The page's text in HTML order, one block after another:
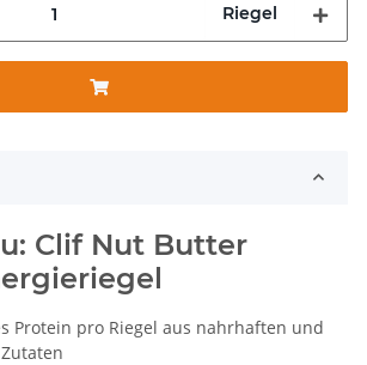
Riegel
Clif Nut Butter
Protein pro Riegel aus nahrhaften und